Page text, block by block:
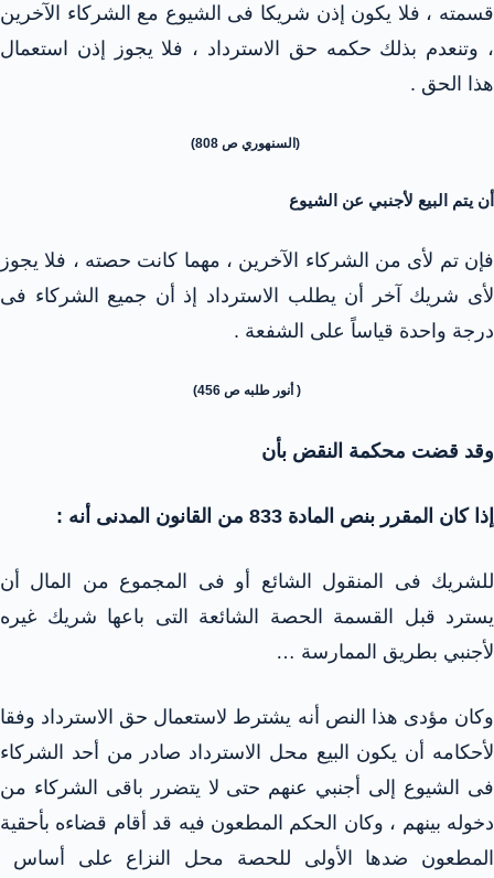
قسمته ، فلا يكون إذن شريكا فى الشيوع مع الشركاء الآخرين
، وتنعدم بذلك حكمه حق الاسترداد ، فلا يجوز إذن استعمال
هذا الحق .
(السنهوري ص 808)
أن يتم البيع لأجنبي عن الشيوع
فإن تم لأى من الشركاء الآخرين ، مهما كانت حصته ، فلا يجوز
لأى شريك آخر أن يطلب الاسترداد إذ أن جميع الشركاء فى
درجة واحدة قياساً على الشفعة .
( أنور طلبه ص 456)
وقد قضت محكمة النقض بأن
إذا كان المقرر بنص المادة 833 من القانون المدنى أنه :
للشريك فى المنقول الشائع أو فى المجموع من المال أن
يسترد قبل القسمة الحصة الشائعة التى باعها شريك غيره
لأجنبي بطريق الممارسة …
وكان مؤدى هذا النص أنه يشترط لاستعمال حق الاسترداد وفقا
لأحكامه أن يكون البيع محل الاسترداد صادر من أحد الشركاء
فى الشيوع إلى أجنبي عنهم حتى لا يتضرر باقى الشركاء من
دخوله بينهم ، وكان الحكم المطعون فيه قد أقام قضاءه بأحقية
المطعون ضدها الأولى للحصة محل النزاع على أساس